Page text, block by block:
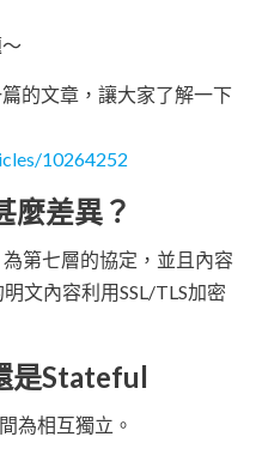
的文章，讓大家了解一下
10264252
麼差異？
第七層的協定，並且內容
文內容利用SSL/TLS加密
是Stateful
為相互獨立。